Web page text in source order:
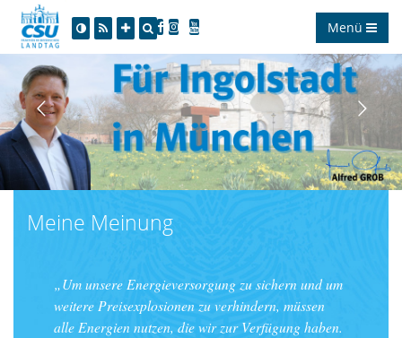
Menü
Meine Meinung
Um unsere Energieversorgung zu sichern und um
weitere Preisexplosionen zu verhindern, müssen
alle Energien nutzen, die wir zur Verfügung haben.